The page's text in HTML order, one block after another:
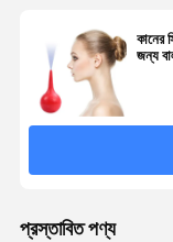
কানের
জন্য
প্রস্তাবিত পণ্য